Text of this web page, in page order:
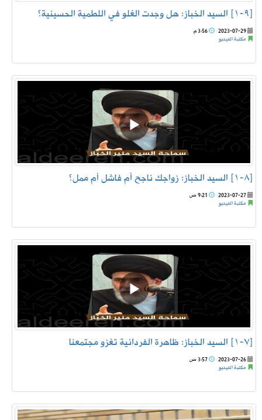
[٩-١] السيد الخباز: هل وجدت الغلو في اللطمية الحسينية؟
2023-07-29
مكتبة الفيديو
[٨-١] السيد الخباز: زواجك ناجح أم فاشل أم ممل؟
2023-07-27
مكتبة الفيديو
[٧-١] السيد الخباز: ظاهرة الفردانية تغزو مجتمعنا
2023-07-26
مكتبة الفيديو